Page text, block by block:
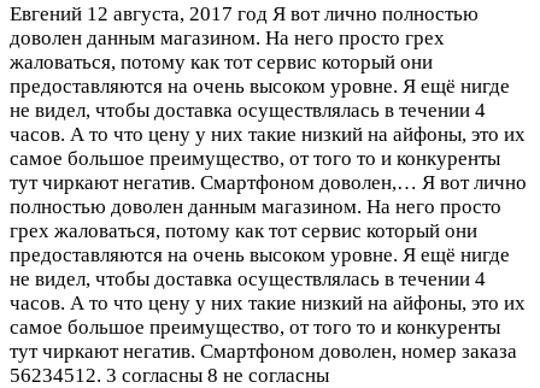
Евгений 12 августа, 2017 год Я вот лично полностью
доволен данным магазином. На него просто грех
жаловаться, потому как тот сервис который они
предоставляются на очень высоком уровне. Я ещё нигде
не видел, чтобы доставка осуществлялась в течении 4
часов. А то что цену у них такие низкий на айфоны, это их
самое большое преимущество, от того то и конкуренты
тут чиркают негатив. Смартфоном доволен,… Я вот лично
полностью доволен данным магазином. На него просто
грех жаловаться, потому как тот сервис который они
предоставляются на очень высоком уровне. Я ещё нигде
не видел, чтобы доставка осуществлялась в течении 4
часов. А то что цену у них такие низкий на айфоны, это их
самое большое преимущество, от того то и конкуренты
тут чиркают негатив. Смартфоном доволен, номер заказа
56234512. 3 согласны 8 не согласны